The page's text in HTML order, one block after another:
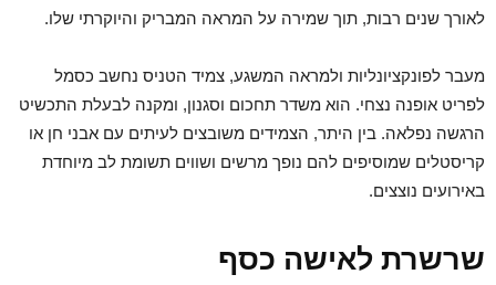
לאורך שנים רבות, תוך שמירה על המראה המבריק והיוקרתי שלו.
מעבר לפונקציונליות ולמראה המשגע, צמיד הטניס נחשב כסמל
לפריט אופנה נצחי. הוא משדר תחכום וסגנון, ומקנה לבעלת התכשיט
הרגשה נפלאה. בין היתר, הצמידים משובצים לעיתים עם אבני חן או
קריסטלים שמוסיפים להם נופך מרשים ושווים תשומת לב מיוחדת
באירועים נוצצים.
שרשרת לאישה כסף